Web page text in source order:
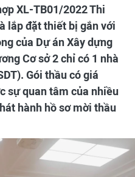
XL-TB01/2022 Thi
lắp đặt thiết bị gắn với
của Dự án Xây dựng
Cơ sở 2 chỉ có 1 nhà
Gói thầu có giá
sự quan tâm của nhiều
hành hồ sơ mời thầu